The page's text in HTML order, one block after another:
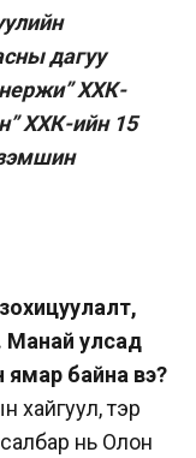
дагуу
ХХК-
ХХК-ийн 15
Манай улсад
ямар байна вэ?
хайгуул, тэр
нь Олон